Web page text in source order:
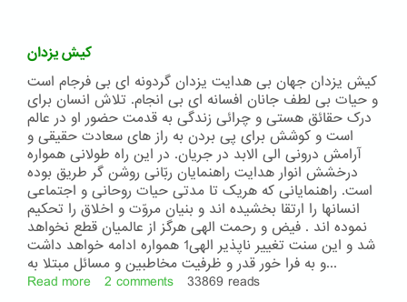
شناسایی
بهائی
کیش یزدان
کیش یزدان جهان بی هدایت یزدان گردونه ای بی فرجام است
و حیات بی لطف جانان افسانه ای بی انجام. تلاش انسان برای
درک حقائق هستی و چرائی زندگی به قدمت حضور او در عالم
است و کوشش برای پی بردن به راز های سعادت حقیقی و
آرامش درونی الی الابد در جریان. در این راه طولانی همواره
درخشش انوار هدایت راهنمایان ربّانی روشن گر طریق بوده
است. راهنمایانی که هریک تا مدتی حیات روحانی و اجتماعی
انسانها را ارتقا بخشیده اند و بنیان مروّت و اخلاق را تحکیم
نموده اند . فیض و رحمت الهی هرگز از عالمیان قطع نخواهد
شد و این سنت تغییر ناپذیر الهی1 همواره ادامه خواهد داشت
و به فرا خور قدر و ظرفیت مخاطبین و مسائل مبتلا به...
Read more about
2 comments 33869 reads